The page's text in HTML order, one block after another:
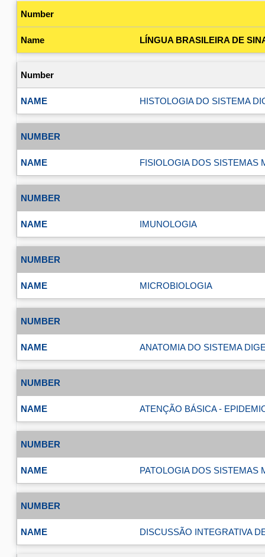
LÍNGUA BRASILEIRA DE
HISTOLOGIA DO SISTEMA
FISIOLOGIA DOS SISTEMAS
IMUNOLOGIA
MICROBIOLOGIA
ANATOMIA DO SISTEMA
ATENÇÃO BÁSICA -
PATOLOGIA DOS SISTEMAS
DISCUSSÃO INTEGRATIVA